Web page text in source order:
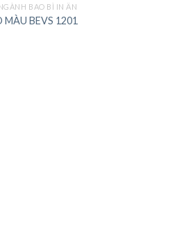
BAO BÌ IN ẤN
MÀU BEVS 1201